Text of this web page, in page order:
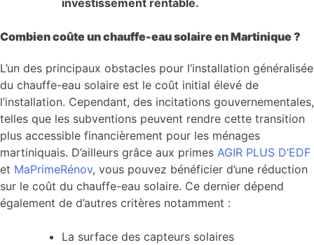
Combien coûte un chauffe-eau solaire en Martinique ?
L’un des principaux obstacles pour l’installation généralisée
du chauffe-eau solaire est le coût initial élevé de
l’installation. Cependant, des incitations gouvernementales,
telles que les subventions peuvent rendre cette transition
plus accessible financièrement pour les ménages
martiniquais. D’ailleurs grâce aux primes AGIR PLUS D’EDF
et MaPrimeRénov, vous pouvez bénéficier d’une réduction
sur le coût du chauffe-eau solaire. Ce dernier dépend
également de d’autres critères notamment :
La surface des capteurs solaires